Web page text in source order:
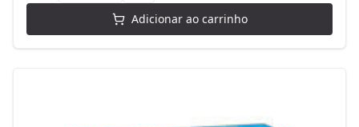
Adicionar ao carrinho